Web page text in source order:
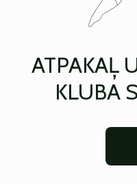
ATPAKAĻ
KLUBA